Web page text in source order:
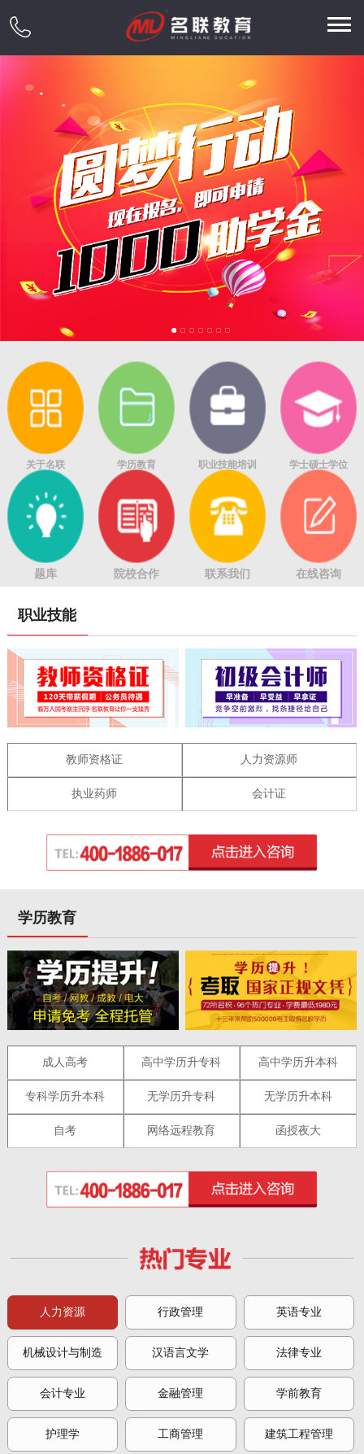
关于名联 学历教育 职业技能培训 学士硕士学位
题库 院校合作 联系我们 在线咨询
职业技能
教师资格证 人力资源师
执业药师 会计证
学历教育
成人高考 高中学历升专科 高中学历升本科
专科学历升本科 无学历升专科 无学历升本科
自考 网络远程教育 函授夜大
人力资源 行政管理 英语专业
机械设计与制造 汉语言文学 法律专业
会计专业 金融管理 学前教育
护理学 工商管理 建筑工程管理